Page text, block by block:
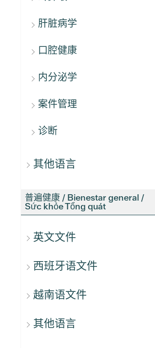
肝脏病学
口腔健康
内分泌学
案件管理
诊断
其他语言
普遍健康 / Bienestar general /
Sức khỏe Tổng quát
英文文件
西班牙语文件
越南语文件
其他语言